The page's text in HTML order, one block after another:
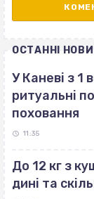
ОСТАННІ
У Каневі з 1
ритуальні
поховання
11:35
До 12 кг з
дині та